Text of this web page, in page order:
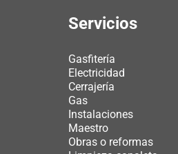
Servicios
Gasfitería
Electricidad
Cerrajería
Gas
Instalaciones
Maestro
Obras o reformas